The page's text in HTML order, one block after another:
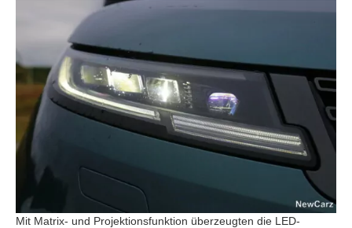
Mit Matrix- und Projektionsfunktion überzeugten die LED-